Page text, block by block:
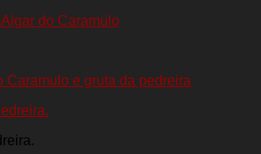
do Caramulo
Caramulo e gruta da pedreira